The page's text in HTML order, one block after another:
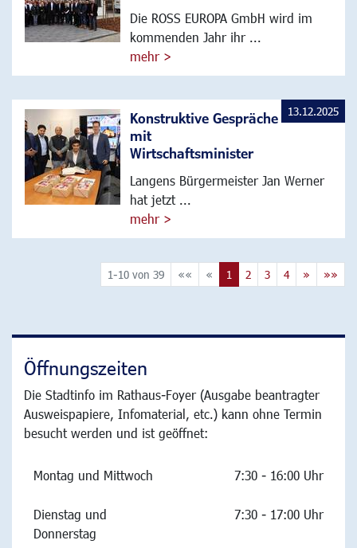
Die ROSS EUROPA GmbH wird im
kommenden Jahr ihr ...
mehr >
Konstruktive Gespräche
mit
Wirtschaftsminister
Langens Bürgermeister Jan Werner
hat jetzt ...
mehr >
13.12.2025
1-10 von 39 «« « 1 2 3 4 » »»
Öffnungszeiten
Die Stadtinfo im Rathaus-Foyer (Ausgabe beantragter
Ausweispapiere, Infomaterial, etc.) kann ohne Termin
besucht werden und ist geöffnet:
Montag und Mittwoch 7:30 - 16:00 Uhr
Dienstag und
Donnerstag
7:30 - 17:00 Uhr